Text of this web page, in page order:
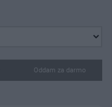
Oddam za darmo